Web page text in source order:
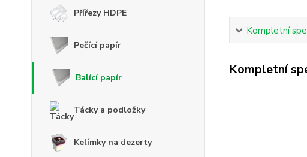
Přířezy HDPE
Pečící papír
Balící papír
Tácky a podložky
Kelímky na dezerty
Kompletní
Kompletní